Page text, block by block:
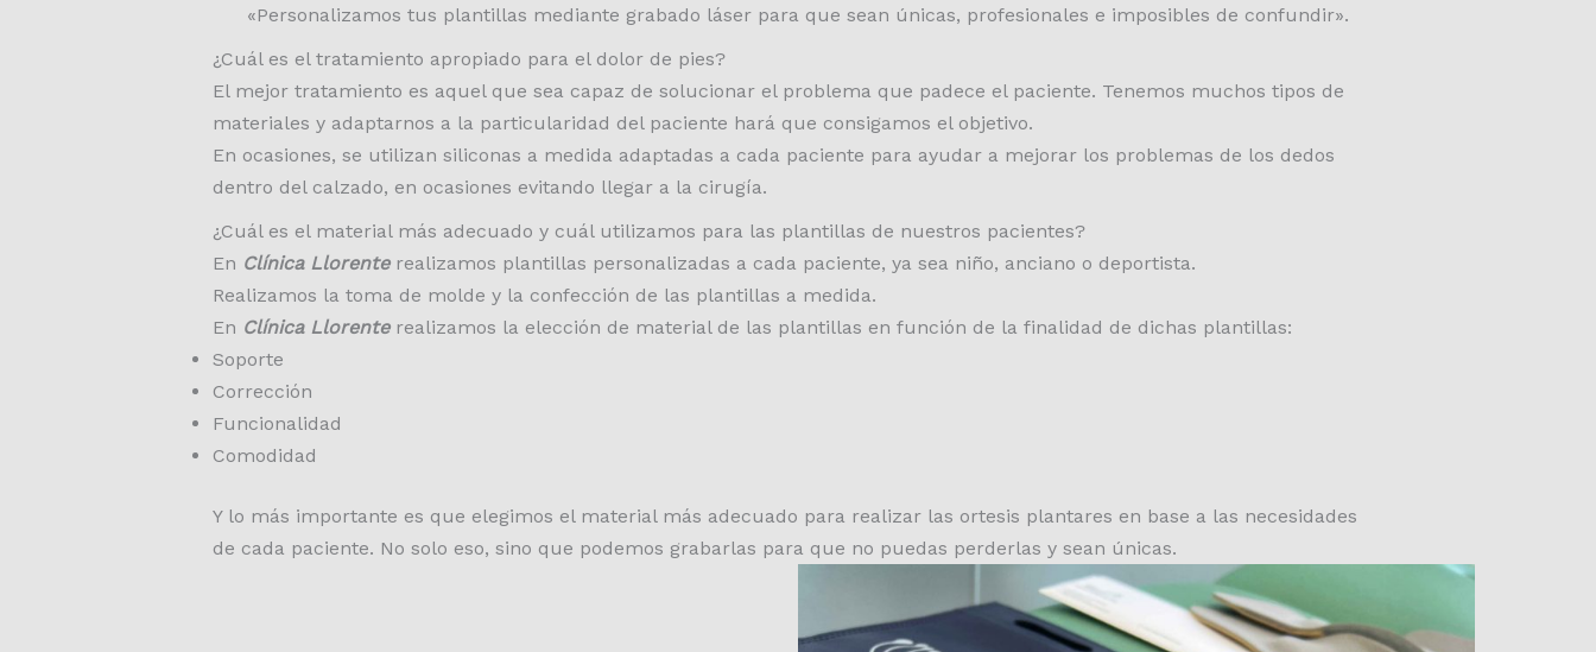
«Personalizamos tus plantillas mediante grabado láser para que sean únicas, profesionales e imposibles de confundir».
¿Cuál es el tratamiento apropiado para el dolor de pies?
El mejor tratamiento es aquel que sea capaz de solucionar el problema que padece el paciente. Tenemos muchos tipos de
materiales y adaptarnos a la particularidad del paciente hará que consigamos el objetivo.
En ocasiones, se utilizan siliconas a medida adaptadas a cada paciente para ayudar a mejorar los problemas de los dedos
dentro del calzado, en ocasiones evitando llegar a la cirugía.
¿Cuál es el material más adecuado y cuál utilizamos para las plantillas de nuestros pacientes?
En Clínica Llorenterealizamos plantillas personalizadas a cada paciente, ya sea niño, anciano o deportista.
Realizamos la toma de molde y la confección de las plantillas a medida.
En Clínica Llorenterealizamos la elección de material de las plantillas en función de la finalidad de dichas plantillas:
Soporte
Corrección
Funcionalidad
Comodidad
Y lo más importante es que elegimos el material más adecuado para realizar las ortesis plantares en base a las necesidades
de cada paciente. No solo eso, sino que podemos grabarlas para que no puedas perderlas y sean únicas.